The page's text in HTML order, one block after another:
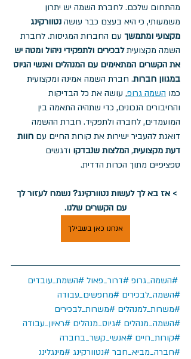
מהתחום שלכם. לחברת השמה יש יתרון
משמעותי, כי היא בעצם כבר עושה נטוורקינג
מקצועי ומתמשך עם החברות המגיסות. לחברת
השמה מקצועית לבכירים ולתפקידי ניהול ומטה יש
את הקשרים המתאימים עם המנהלים ואנשי הגיוס
במגוון חברות. חברת השמה אמינה ומקצועית
כמו השמה גרופ, עושה את כל הבדיקות
והחיבורים הנכונים, כדי שתהיה התאמה בין
המועמדים, לחברה ולתפקיד. חברת ההשמה
דואגת להעביר ישירות את קורות החיים עם חוות
דעת מקצועית, המלצות שנבדקו ודגשים
ספציפיים מתוך הכרות הדדית.
> אז בא לך לעשות נטוורקינג? נשמח לעזור לך
עם הקשרים שלנו.
אנחנו כאן בשבילך
#השמה_גרופ #דרור_פאול #השמת_עובדים
#השמה_לבכירים #מחפשים_עבודה
#משרות_למנהלים #משרות_לבכירים
#השמה_מנהלים #גיוס_מנהלים #ראיון_עבודה
#קורות_חיים #אנשי_קשר_בחברה
#חברה_מביא_חבר #נטוורקינג #מינגלינג